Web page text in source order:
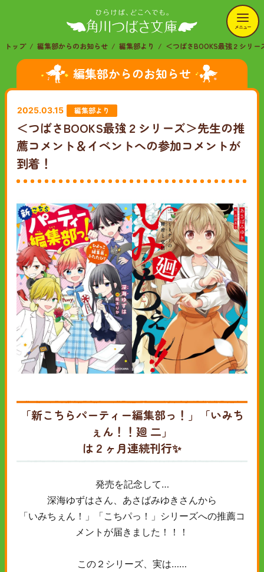
メニュー
トップ 編集部からのお知らせ 編集部より ＜つばさBOOKS最強２シリ
編集部からのお知らせ
2025.03.15 編集部より
＜つばさBOOKS最強２シリーズ＞先生の推
薦コメント＆イベントへの参加コメントが
到着！
「新こちらパーティー編集部っ！」「いみち
ぇん！！廻 二」
は２ヶ月連続刊行✨
発売を記念して…
深海ゆずはさん、あさばみゆきさんから
「いみちぇん！」「こちパっ！」シリーズへの推薦コ
メントが届きました！！！
この２シリーズ、実は……